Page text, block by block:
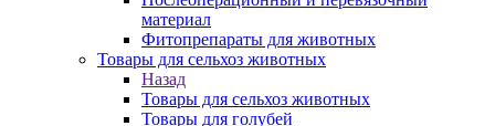
материал
Фитопрепараты для животных
Товары для сельхоз животных
Назад
Товары для сельхоз животных
Товары для голубей